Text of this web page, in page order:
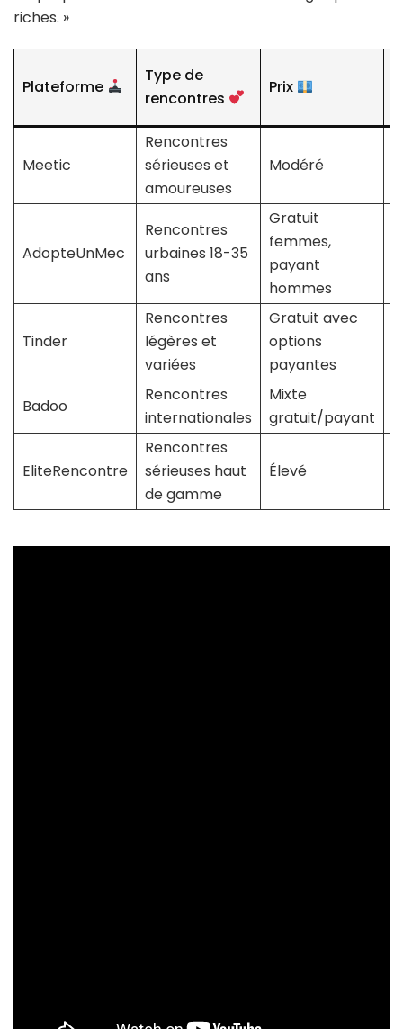
riches. »
Plateforme
Type de
rencontres
Prix
Meetic
Rencontres
sérieuses et
amoureuses
Modéré
AdopteUnMec
Rencontres
urbaines 18-35
ans
Gratuit
femmes,
payant
hommes
Tinder
Rencontres
légères et
variées
Gratuit avec
options
payantes
Badoo
Rencontres
internationales
Mixte
gratuit/payant
EliteRencontre
Rencontres
sérieuses haut
de gamme
Élevé